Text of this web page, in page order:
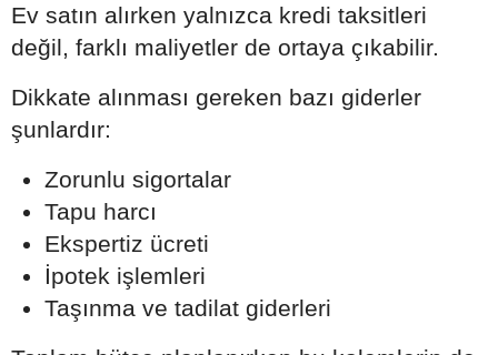
Ev satın alırken yalnızca kredi taksitleri
değil, farklı maliyetler de ortaya çıkabilir.
Dikkate alınması gereken bazı giderler
şunlardır:
Zorunlu sigortalar
Tapu harcı
Ekspertiz ücreti
İpotek işlemleri
Taşınma ve tadilat giderleri